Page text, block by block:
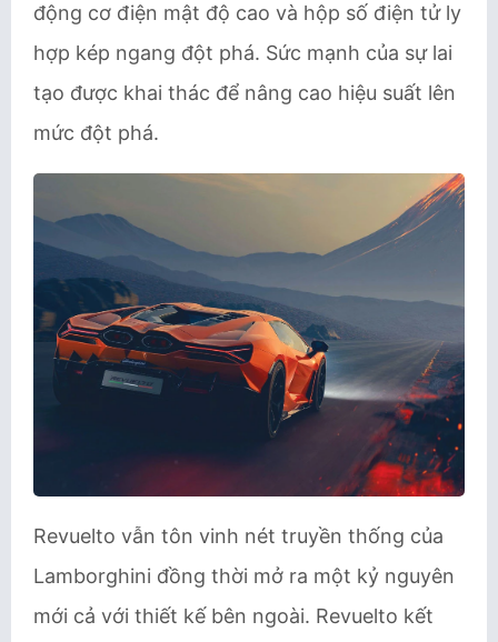
động cơ điện mật độ cao và hộp số điện tử ly
hợp kép ngang đột phá. Sức mạnh của sự lai
tạo được khai thác để nâng cao hiệu suất lên
mức đột phá.
Revuelto vẫn tôn vinh nét truyền thống của
Lamborghini đồng thời mở ra một kỷ nguyên
mới cả với thiết kế bên ngoài. Revuelto kết